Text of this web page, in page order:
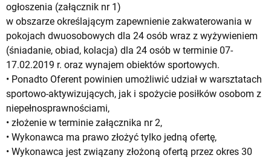
ogłoszenia (załącznik nr 1)
w obszarze określającym zapewnienie zakwaterowania w
pokojach dwuosobowych dla 24 osób wraz z wyżywieniem
(śniadanie, obiad, kolacja) dla 24 osób w terminie 07-
17.02.2019 r. oraz wynajem obiektów sportowych.
• Ponadto Oferent powinien umożliwić udział w warsztatach
sportowo-aktywizujących, jak i spożycie posiłków osobom z
niepełnosprawnościami,
• złożenie w terminie załącznika nr 2,
• Wykonawca ma prawo złożyć tylko jedną ofertę,
• Wykonawca jest związany złożoną ofertą przez okres 30